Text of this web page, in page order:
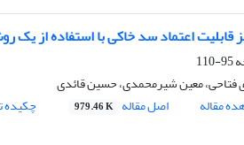
قابلیت اعتماد سد خاکی با استفاده از
95-110
فتاحی، معین شیرمحمدی، حسین قائدی
مقاله
اصل مقاله 979.46 K چکیده